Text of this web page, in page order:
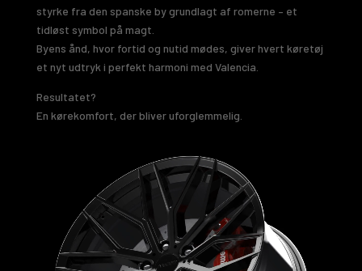
styrke fra den spanske by grundlagt af romerne – et
tidløst symbol på magt.
Byens ånd, hvor fortid og nutid mødes, giver hvert køretøj
et nyt udtryk i perfekt harmoni med Valencia.
Resultatet?
En kørekomfort, der bliver uforglemmelig.